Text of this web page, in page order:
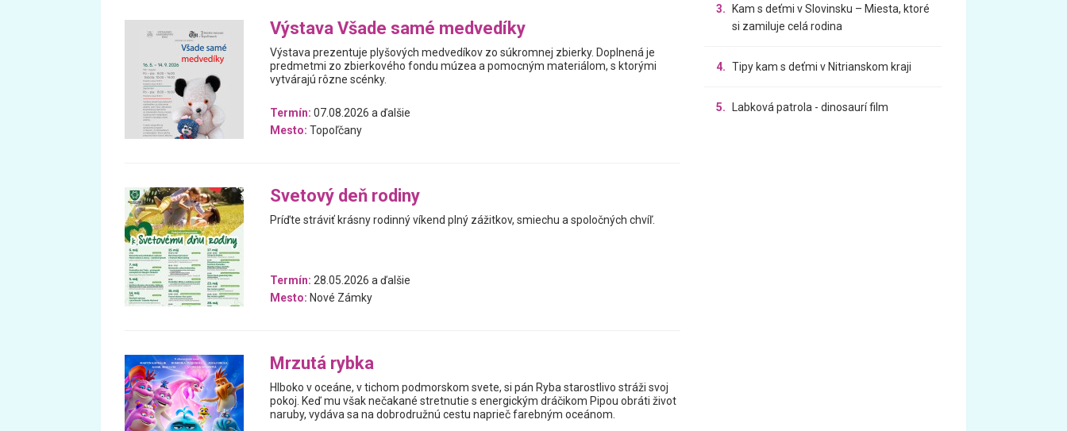
Výstava Všade samé medvedíky
Výstava prezentuje plyšových medvedíkov zo súkromnej zbierky. Doplnená je
predmetmi zo zbierkového fondu múzea a pomocným materiálom, s ktorými
vytvárajú rôzne scénky.
Termín: 07.08.2026 a ďalšie
Mesto: Topoľčany
Svetový deň rodiny
Príďte stráviť krásny rodinný víkend plný zážitkov, smiechu a spoločných chvíľ.
Termín: 28.05.2026 a ďalšie
Mesto: Nové Zámky
Mrzutá rybka
Hlboko v oceáne, v tichom podmorskom svete, si pán Ryba starostlivo stráži svoj
pokoj. Keď mu však nečakané stretnutie s energickým dráčikom Pipou obráti život
naruby, vydáva sa na dobrodružnú cestu naprieč farebným oceánom.
3.
Kam s deťmi v Slovinsku – Miesta, ktoré
si zamiluje celá rodina
4. Tipy kam s deťmi v Nitrianskom kraji
5. Labková patrola - dinosaurí film